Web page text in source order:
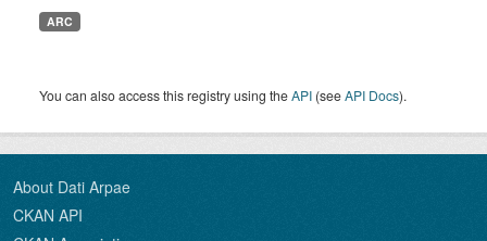
ARC
You can also access this registry using theAPI (seeAPI Docs).
About Dati Arpae
CKAN API